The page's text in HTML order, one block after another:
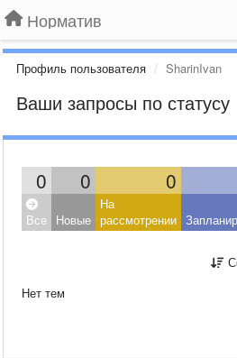
Норматив
Профиль пользователя SharinIvan
Ваши запросы по статусу
0 0 0
Все Новые
На
рассмотрении
Нет тем